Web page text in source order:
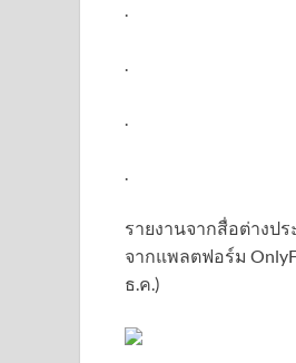
.
.
.
.
รายงานจากสื่อต่างปร
จากแพลตฟอร์ม
ธ.ค.)